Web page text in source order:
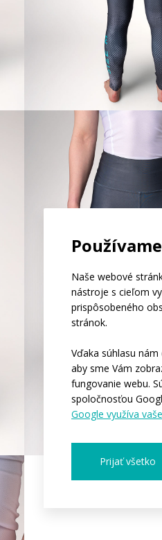
Naše webové
nástroje s cieľom
prispôsobeného
stránok.
Vďaka súhlasu
aby sme Vám
fungovanie webu.
spoločnosťou
Google využíva
Prijať všetko